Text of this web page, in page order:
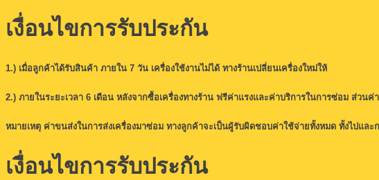
เงื่อนไขการรับประกัน
1.) เมื่อลูกค้าได้รับสินค้า ภายใน 7 วัน เครื่องใช้งานไม่ได้ ทางร้านเปลี่ยนเครื่องใหม่ให้
2.) ภายในระยะเวลา 6 เดือน หลังจากซื้อเครื่องทางร้าน ฟรีค่าแรงและค่าบริการในการซ่อม ส่วนค่
หมายเหตุ ค่าขนส่งในการส่งเครื่องมาซ่อม ทางลูกค้าจะเป็นผู้รับผิดชอบค่าใช้จ่ายทั้งหมด ทั้งไปและ
เงื่อนไขการรับประกัน